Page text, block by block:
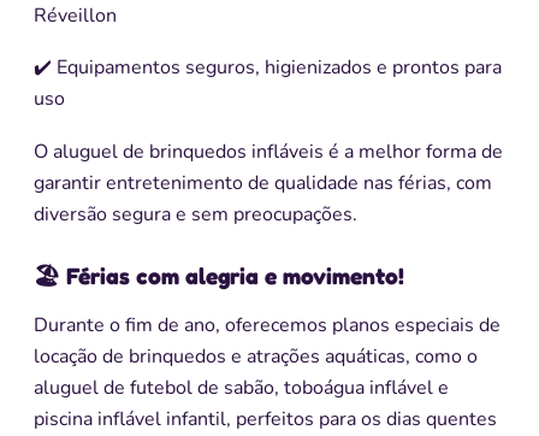
Réveillon
✔️ Equipamentos seguros, higienizados e prontos para
uso
O aluguel de brinquedos infláveis é a melhor forma de
garantir entretenimento de qualidade nas férias, com
diversão segura e sem preocupações.
🏖️ Férias com alegria e movimento!
Durante o fim de ano, oferecemos planos especiais de
locação de brinquedos e atrações aquáticas, como o
aluguel de futebol de sabão, toboágua inflável e
piscina inflável infantil, perfeitos para os dias quentes